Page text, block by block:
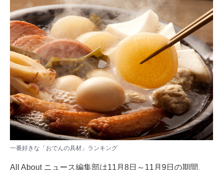
一番好きな「おでんの具材」ランキング
All About ニュース編集部は11月8日～11月9日の期間、